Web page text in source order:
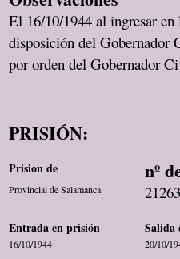
El 16/10/1944 al ingresar
disposición del Gobernador
por orden del Gobernador
PRISIÓN:
Prision de nº
Provincial de Salamanca 21263
Entrada en prisión Salida
16/10/1944 20/10/